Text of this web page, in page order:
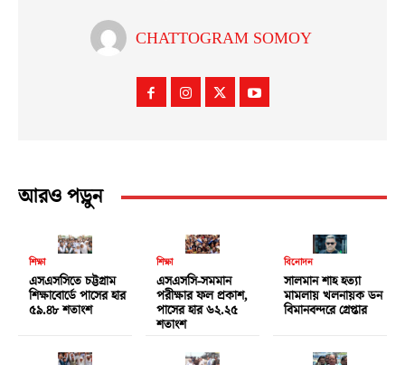
CHATTOGRAM SOMOY
আরও পড়ুন
শিক্ষা
এসএসসিতে চট্টগ্রাম
শিক্ষাবোর্ডে পাসের হার
৫৯.৪৮ শতাংশ
শিক্ষা
এসএসসি-সমমান
পরীক্ষার ফল প্রকাশ,
পাসের হার ৬২.২৫
শতাংশ
বিনোদন
সালমান শাহ হত্যা
মামলায় খলনায়ক ডন
বিমানবন্দরে গ্রেপ্তার